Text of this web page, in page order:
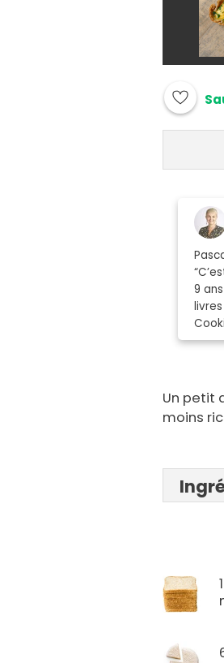
9
Un petit
moins